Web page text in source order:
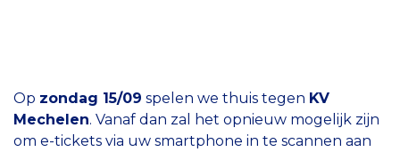
Op zondag 15/09 spelen we thuis tegen KV
Mechelen. Vanaf dan zal het opnieuw mogelijk zijn
om e-tickets via uw smartphone in te scannen aan